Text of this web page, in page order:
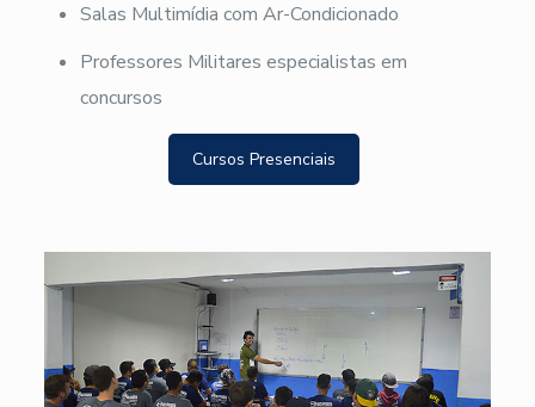
Salas Multimídia com Ar-Condicionado
Professores Militares especialistas em
concursos
Cursos Presenciais